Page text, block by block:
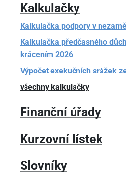
Kalkulačky
Kalkulačka podpory v
Kalkulačka předčasného
krácením 2026
Výpočet exekučních srážek
všechny kalkulačky
Finanční úřady
Kurzovní lístek
Slovníky